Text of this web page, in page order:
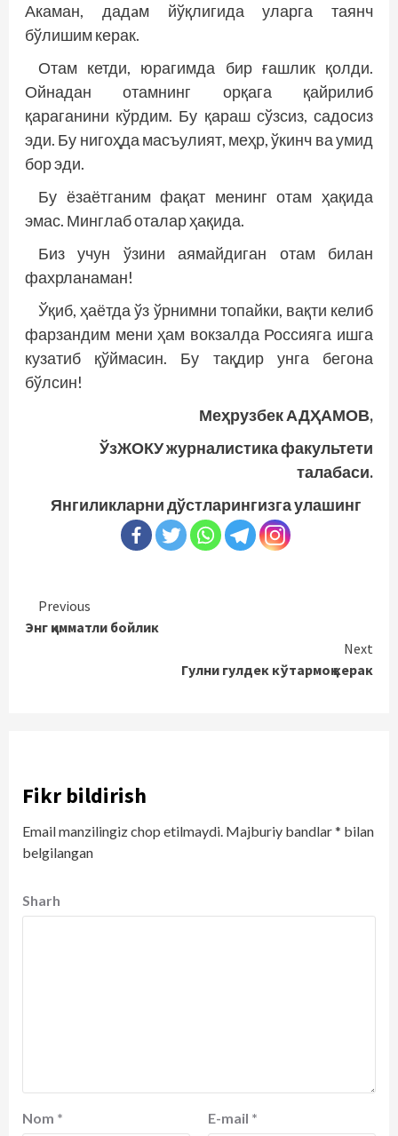
Акаман, дадaм йўқлигида уларга таянч
бўлишим керак.
Отам кетди, юрагимда бир ғашлик қолди.
Ойнадан отамнинг орқага қайрилиб
қараганини кўрдим. Бу қараш сўзсиз, садосиз
эди. Бу нигоҳда масъулият, меҳр, ўкинч ва умид
бор эди.
Бу ёзаётганим фақат менинг отам ҳақида
эмас. Минглаб оталар ҳақида.
Биз учун ўзини аямайдиган отам билан
фахрланаман!
Ўқиб, ҳаётда ўз ўрнимни топайки, вақти келиб
фарзандим мени ҳам вокзалда Россияга ишга
кузатиб қўймасин. Бу тақдир унга бегона
бўлсин!
Меҳрузбек АДҲАМОВ,
ЎзЖОКУ журналистика факультети
талабаси.
Янгиликларни дўстларингизга улашинг
Continue
Reading
Previous
Энг қимматли бойлик
Next
Гулни гулдек кўтармоқ керак
Fikr bildirish
Email manzilingiz chop etilmaydi. Majburiy bandlar* bilan
belgilangan
Sharh
Nom * E-mail *